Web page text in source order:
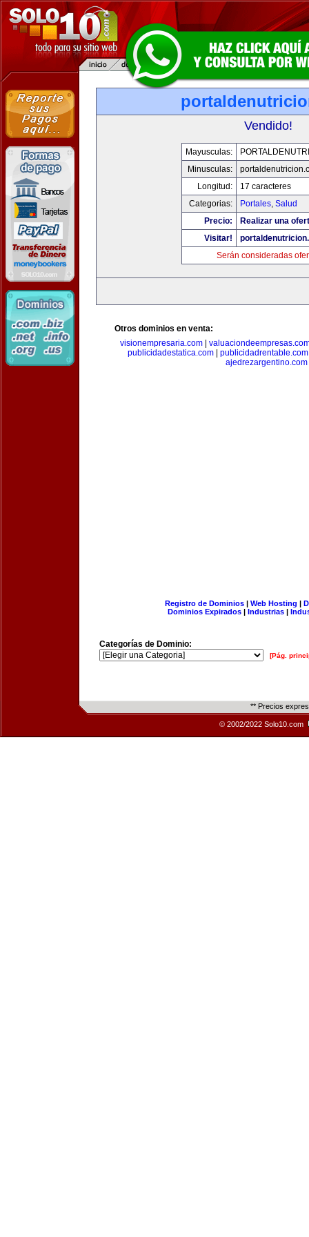
Vendido!
Mayusculas:
Minusculas:
Longitud:
17 caracteres
Categorias:
Portales, Salud
Precio:
Realizar una
Visitar!
Serán consideradas
Otros dominios en venta:
visionempresaria.com
publicidadestatica.com
publicidadrentable.com
ajedrezargentino.com
Registro de Dominios| Web Hosting |
Dominios Expirados | Industrias |
Categorías de Dominio:
[Pág.
** Precios
© 2002/2022 Solo10.com